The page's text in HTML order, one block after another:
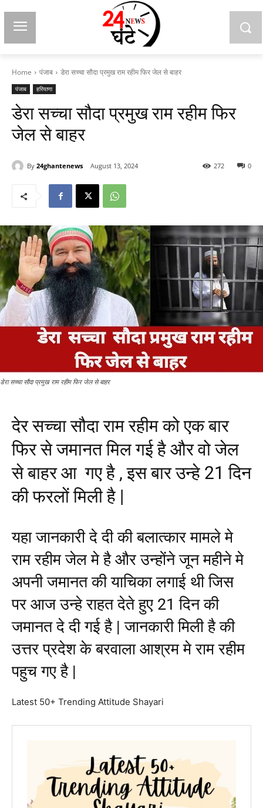
Home पंजाब डेरा सच्चा सौदा प्रमुख राम रहीम फिर जेल से बाहर
पंजाब हरियाणा
डेरा सच्चा सौदा प्रमुख राम रहीम फिर
जेल से बाहर
By 24ghantenews August 13, 2024 0
272
डेरा सच्चा सौदा प्रमुख राम रहीम फिर जेल से बाहर
देर सच्चा सौदा राम रहीम को एक बार
फिर से जमानत मिल गई है और वो जेल
से बाहर आ गए है , इस बार उन्हे 21 दिन
की फरलों मिली है |
यहा जानकारी दे दी की बलात्कार मामले मे
राम रहीम जेल मे है और उन्होंने जून महीने मे
अपनी जमानत की याचिका लगाई थी जिस
पर आज उन्हे राहत देते हुए 21 दिन की
जमानत दे दी गई है | जानकारी मिली है की
उत्तर प्रदेश के बरवाला आश्रम मे राम रहीम
पहुच गए है |
Latest 50+ Trending Attitude Shayari